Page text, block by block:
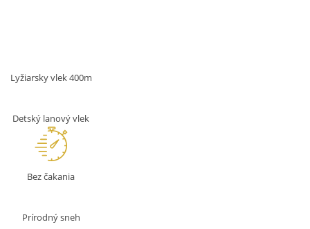
Lyžiarsky vlek 400m
Detský lanový vlek
Bez čakania
Prírodný sneh